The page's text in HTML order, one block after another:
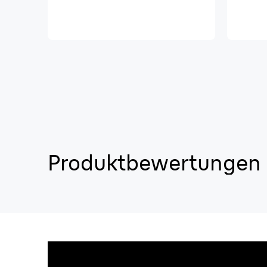
Produktbewertungen